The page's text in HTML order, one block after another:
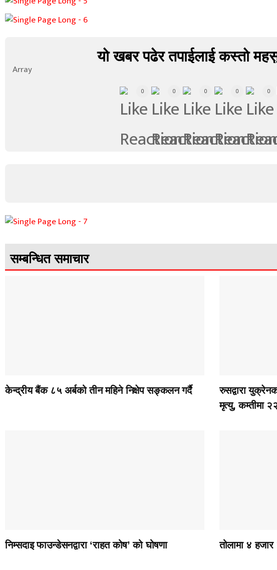
यो खबर पढेर तपाईलाई कस्तो
Array
0 0 0 0 0
सम्बन्धित समाचार
केन्द्रीय बैंक ८५ अर्बको तीन महिने निक्षेप सङ्कलन गर्दै
रुसद्वारा
मृत्यु, कम्तीमा
निम्सदाइ फाउन्डेसनद्वारा ‘राहत कोष’ को घोषणा तोलामा ४